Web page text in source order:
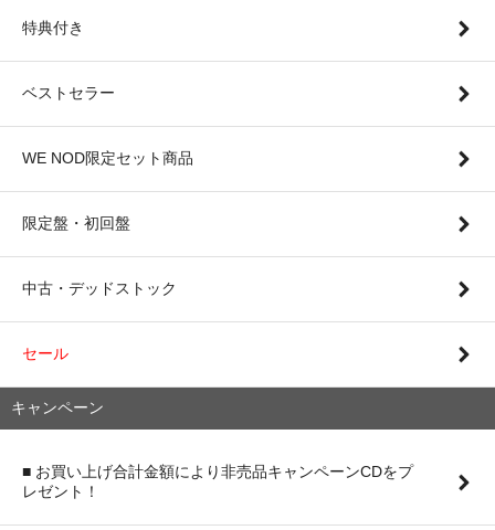
特典付き
ベストセラー
WE NOD限定セット商品
限定盤・初回盤
中古・デッドストック
セール
キャンペーン
■ お買い上げ合計金額により非売品キャンペーンCDをプ
レゼント！